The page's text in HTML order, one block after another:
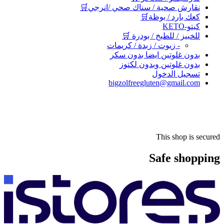
نقارش صحية / سناك صحي /انرجي🛒
كعك بارد / بوظة🛒
كيتو-KETO
للخبيز / للطبخ / بودرة 🛒
- زيوت / زبدة / كريمات
بدون غلوتين ايضا بدون سكر
بدون غلوتين وبدون لكتوز
تسجيل الدخول
bigzolfreegluten@gmail.com
This shop is secured
Safe shopping